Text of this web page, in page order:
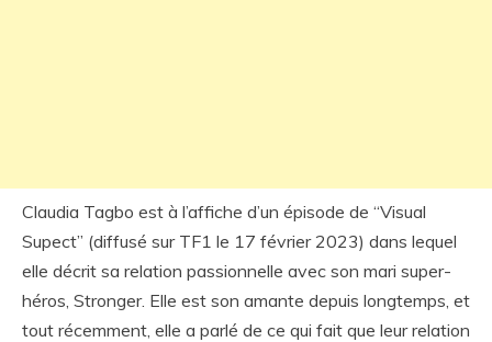
Claudia Tagbo est à l’affiche d’un épisode de “Visual
Supect” (diffusé sur TF1 le 17 février 2023) dans lequel
elle décrit sa relation passionnelle avec son mari super-
héros, Stronger. Elle est son amante depuis longtemps, et
tout récemment, elle a parlé de ce qui fait que leur relation